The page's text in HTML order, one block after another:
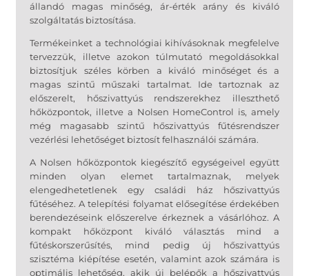
állandó magas minőség, ár-érték arány és kiváló
szolgáltatás biztosítása.
Termékeinket a technológiai kihívásoknak megfelelve
tervezzük, illetve azokon túlmutató megoldásokkal
biztosítjuk széles körben a kiváló minőséget és a
magas szintű műszaki tartalmat. Ide tartoznak az
előszerelt, hőszivattyús rendszerekhez illeszthető
hőközpontok, illetve a Nolsen HomeControl is, amely
még magasabb szintű hőszivattyús fűtésrendszer
vezérlési lehetőséget biztosít felhasználói számára.
A Nolsen hőközpontok kiegészítő egységeivel együtt
minden olyan elemet tartalmaznak, melyek
elengedhetetlenek egy családi ház hőszivattyús
fűtéséhez. A telepítési folyamat elősegítése érdekében
berendezéseink előszerelve érkeznek a vásárlóhoz. A
kompakt hőközpont kiváló választás mind a
fűtéskorszerűsítés, mind pedig új hőszivattyús
szisztéma kiépítése esetén, valamint azok számára is
optimális lehetőség, akik új belépők a hőszivattyús